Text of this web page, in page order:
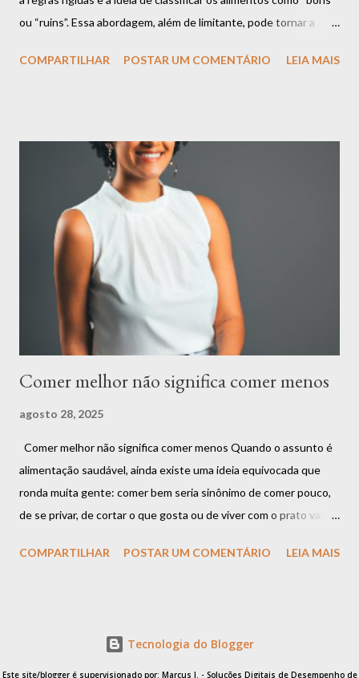
ou “ruins”. Essa abordagem, além de limitante, pode tornar a
que uma alimentação equilibrada vai muito além dessas
podem ter espaço na sua rotina. Há o momento de apreciar uma
refeição rica em nutrientes, como uma salada colorida e cheia de
sabor. E também há o momento de saborear aquele doce que
você tanto gosta ou um prato especial que traz conforto e boas
memórias. Esses momentos não só são normais, mas também
essenciais para uma relação leve com a comida. O segredo não
está em criar proibições, mas em encontrar o equilíbrio.
Alimentar-se bem é sobre compreender que ...
COMPARTILHAR POSTAR UM COMENTÁRIO LEIA MAIS
Comer melhor não significa comer menos
agosto 28, 2025
Comer melhor não significa comer menos Quando o assunto é
alimentação saudável, ainda existe uma ideia equivocada que
ronda muita gente: comer bem seria sinônimo de comer pouco,
de se privar, de cortar o que gosta ou de viver com o prato vazio.
resposta é: não. Comer melhor não significa comer menos.
bem” a restrições rígidas. Quantas vezes você já ouviu frases
como “não posso comer isso” ou “preciso cortar aquilo da minha
COMPARTILHAR POSTAR UM COMENTÁRIO LEIA MAIS
Tecnologia do Blogger
Este site/blogger é supervisionado por: Marcus J. - Soluções Digitais de Desempenho de